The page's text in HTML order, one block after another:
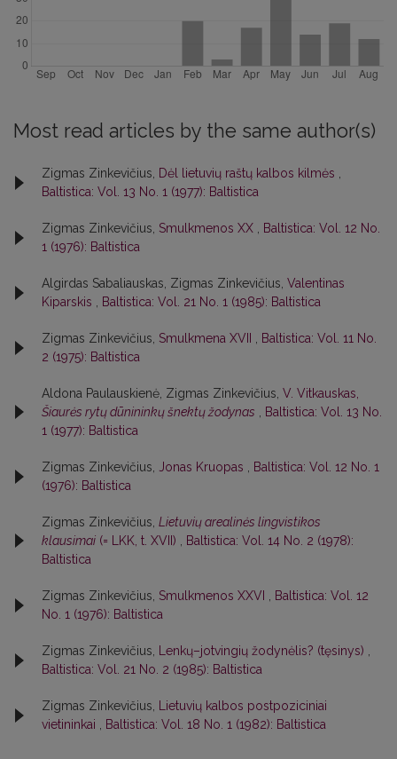
Most read articles by the same author(s)
Zigmas Zinkevičius, Dėl lietuvių raštų kalbos kilmės
Baltistica: Vol. 13 No. 1 (1977): Baltistica
Zigmas Zinkevičius, Smulkmenos XX
Baltistica: Vol. 12 No.
1 (1976): Baltistica
Algirdas Sabaliauskas, Zigmas Zinkevičius, Valentinas
Kiparskis
Baltistica: Vol. 21 No. 1 (1985): Baltistica
Zigmas Zinkevičius, Smulkmena XVII
Baltistica: Vol. 11 No.
2 (1975): Baltistica
Aldona Paulauskienė, Zigmas Zinkevičius, V. Vitkauskas,
Šiaurės rytų dūnininkų šnektų žodynas
Baltistica: Vol. 13 No.
1 (1977): Baltistica
Zigmas Zinkevičius, Jonas Kruopas
Baltistica: Vol. 12 No. 1
(1976): Baltistica
Zigmas Zinkevičius, Lietuvių arealinės lingvistikos
klausimai (= LKK, t. XVII)
Baltistica: Vol. 14 No. 2 (1978):
Baltistica
Zigmas Zinkevičius, Smulkmenos XXVI
Baltistica: Vol. 12
No. 1 (1976): Baltistica
Zigmas Zinkevičius, Lenkų–jotvingių žodynėlis? (tęsinys)
Baltistica: Vol. 21 No. 2 (1985): Baltistica
Zigmas Zinkevičius,
Lietuvių kalbos postpoziciniai
vietininkai
Baltistica: Vol. 18 No. 1 (1982): Baltistica